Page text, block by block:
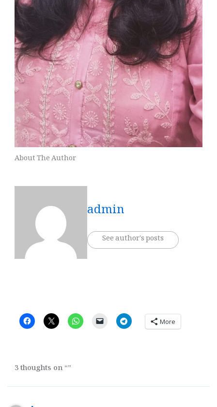
About The Author
admin
See author's posts
More
3 thoughts on “”